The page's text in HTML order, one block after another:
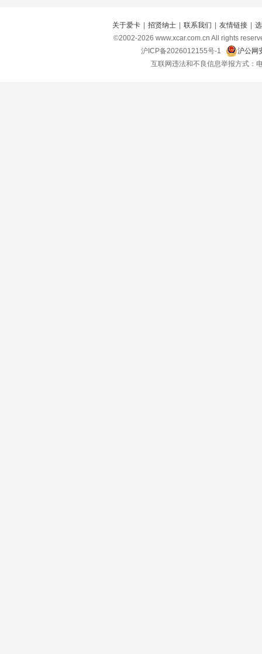
关于爱卡 | 招贤纳士 | 联系我们 | 友情链接 |
©2002-2026 www.xcar.com.cn All rights
沪ICP备2026012155号-1
沪公网
互联网违法和不良信息举报方式：